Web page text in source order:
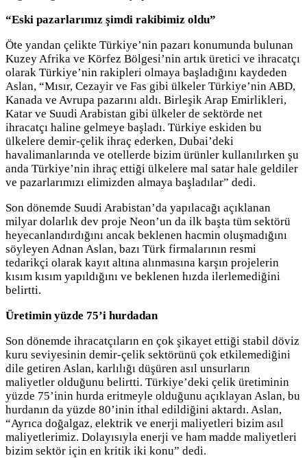
“Eski pazarlarımız şimdi rakibimiz oldu”
Öte yandan çelikte Türkiye’nin pazarı konumunda bulunan
Kuzey Afrika ve Körfez Bölgesi’nin artık üretici ve ihracatçı
olarak Türkiye’nin rakipleri olmaya başladığını kaydeden
Aslan, “Mısır, Cezayir ve Fas gibi ülkeler Türkiye’nin ABD,
Kanada ve Avrupa pazarını aldı. Birleşik Arap Emirlikleri,
Katar ve Suudi Arabistan gibi ülkeler de sektörde net
ihracatçı haline gelmeye başladı. Türkiye eskiden bu
ülkelere demir-çelik ihraç ederken, Dubai’deki
havalimanlarında ve otellerde bizim ürünler kullanılırken şu
anda Türkiye’nin ihraç ettiği ülkelere mal satar hale geldiler
ve pazarlarımızı elimizden almaya başladılar” dedi.
Son dönemde Suudi Arabistan’da yapılacağı açıklanan
milyar dolarlık dev proje Neon’un da ilk başta tüm sektörü
heyecanlandırdığını ancak beklenen hacmin oluşmadığını
söyleyen Adnan Aslan, bazı Türk firmalarının resmi
tedarikçi olarak kayıt altına alınmasına karşın projelerin
kısım kısım yapıldığını ve beklenen hızda ilerlemediğini
belirtti.
Üretimin yüzde 75’i hurdadan
Son dönemde ihracatçıların en çok şikayet ettiği stabil döviz
kuru seviyesinin demir-çelik sektörünü çok etkilemediğini
dile getiren Aslan, karlılığı düşüren asıl unsurların
maliyetler olduğunu belirtti. Türkiye’deki çelik üretiminin
yüzde 75’inin hurda eritmeyle olduğunu açıklayan Aslan, bu
hurdanın da yüzde 80’inin ithal edildiğini aktardı. Aslan,
“Ayrıca doğalgaz, elektrik ve enerji maliyetleri bizim asıl
maliyetlerimiz. Dolayısıyla enerji ve ham madde maliyetleri
bizim sektör için en kritik iki konu” dedi.